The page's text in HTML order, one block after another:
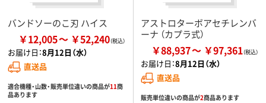
バンドソーのこ刃 ハイス
￥12,005 ￥52,240
お届け日：8月12日（水）
直送品
適合機種・山数・販売単位違いの商品が11商
品あります
アストロターボアセチレンバ
ーナ （カプラ式）
￥88,937 ￥97,361
お届け日：8月12日（水）
直送品
販売単位違いの商品が2商品あります